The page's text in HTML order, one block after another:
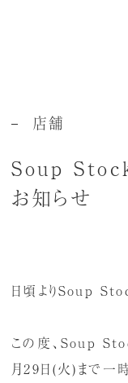
店舗
Soup
お知らせ
日頃よりSoup
この度、Soup
月29日(火)まで一